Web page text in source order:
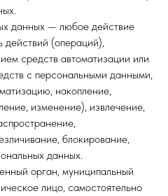
данных — любое действие
действий (операций),
средств автоматизации или
с персональными данными,
накопление,
изменение), извлечение,
блокирование,
данных.
орган, муниципальный
лицо, самостоятельно